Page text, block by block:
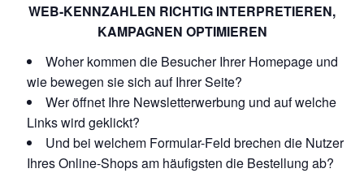
WEB-KENNZAHLEN RICHTIG INTERPRETIEREN,
KAMPAGNEN OPTIMIEREN
Woher kommen die Besucher Ihrer Homepage und
wie bewegen sie sich auf Ihrer Seite?
Wer öffnet Ihre Newsletterwerbung und auf welche
Links wird geklickt?
Und bei welchem Formular-Feld brechen die Nutzer
Ihres Online-Shops am häufigsten die Bestellung ab?